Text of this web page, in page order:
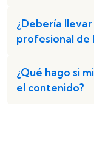
¿Debería
profesional de
¿Qué hago si
el contenido?